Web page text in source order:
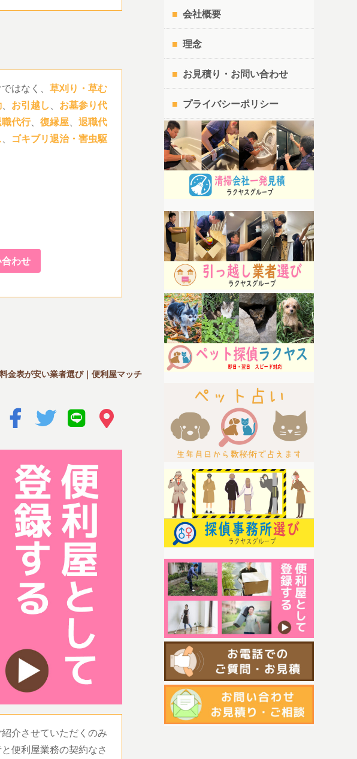
はなく、 草刈り・草む
、 お引越し、 お墓参り代
代行、 復縁屋、 退職代
、 ゴキブリ退治・害虫駆
わせ
金表が安い業者選び｜便利屋マッチ
介させていただくのみ
便利屋業務の契約なさ
会社概要
理念
お見積り・お問い合わせ
プライバシーポリシー